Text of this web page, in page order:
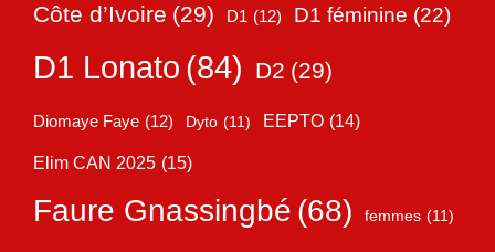
Côte d’Ivoire (29) D1 (12) D1 féminine (22)
D1 Lonato (84) D2 (29)
Diomaye Faye (12) Dyto (11) EEPTO (14)
Elim CAN 2025 (15)
Faure Gnassingbé (68) femmes (11)